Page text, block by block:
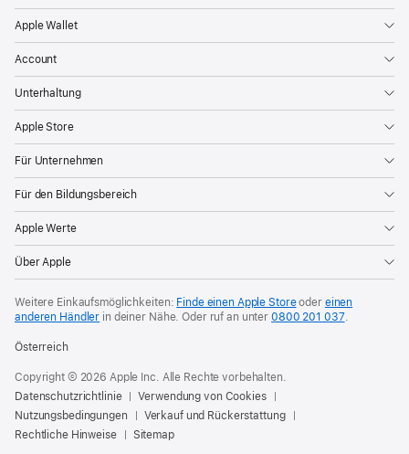
Apple Wallet
Account
Unterhaltung
Apple Store
Für Unternehmen
Für den Bildungsbereich
Apple Werte
Über Apple
Weitere Einkaufsmöglichkeiten: Finde einen Apple Storeoder einen
anderen Händler in deiner Nähe. Oder ruf an unter0800 201 037.
Österreich
Copyright © 2026 Apple Inc. Alle Rechte vorbehalten.
Datenschutzrichtlinie
Verwendung von Cookies
Nutzungsbedingungen
Verkauf und Rückerstattung
Rechtliche Hinweise
Sitemap